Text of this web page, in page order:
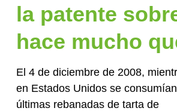
la patente
hace mucho
El 4 de diciembre de 2008,
en Estados Unidos se
últimas rebanadas de tarta de